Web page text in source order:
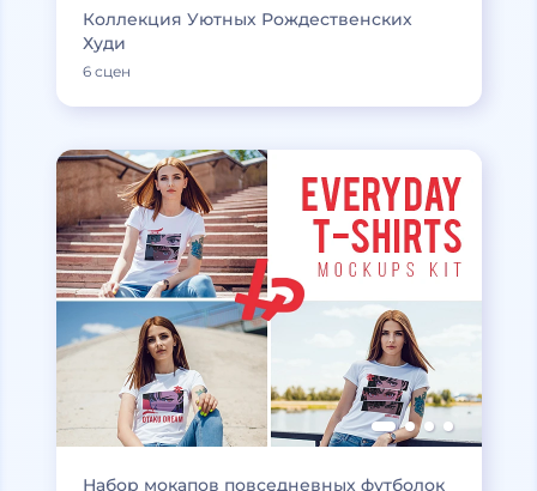
Коллекция Уютных Рождественских
Худи
6 сцен
Набор мокапов повседневных футболок